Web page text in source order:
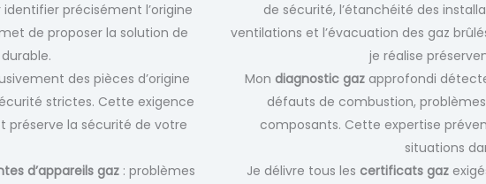
précisément l’origine
de proposer la solution de
des pièces d’origine
strictes. Cette exigence
préserve la sécurité de votre
d’appareils gaz : problèmes
de sécurité, l’étanchéité des
ventilations et l’évacuation des gaz
je réalise
Mon diagnostic gaz approfondi
défauts de combustion,
composants. Cette expertise
situations
Je délivre tous les certificats gaz